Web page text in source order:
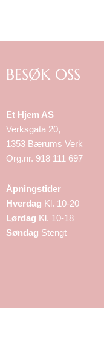
BESØK OSS
Et Hjem AS
Verksgata 20,
1353 Bærums Verk
Org.nr. 918 111 697
Åpningstider
Hverdag Kl. 10-20
Lørdag Kl. 10-18
Søndag Stengt